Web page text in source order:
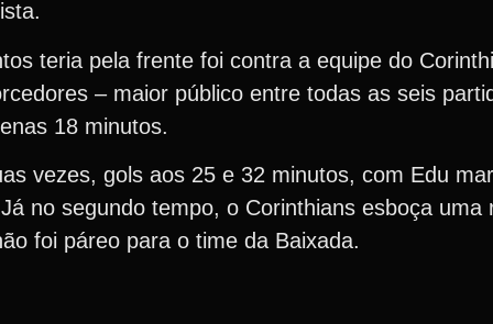
teria pela frente foi contra a equipe do
– maior público entre todas as seis
18 minutos.
vezes, gols aos 25 e 32 minutos, com Edu
no segundo tempo, o Corinthians esboça uma
foi páreo para o time da Baixada.